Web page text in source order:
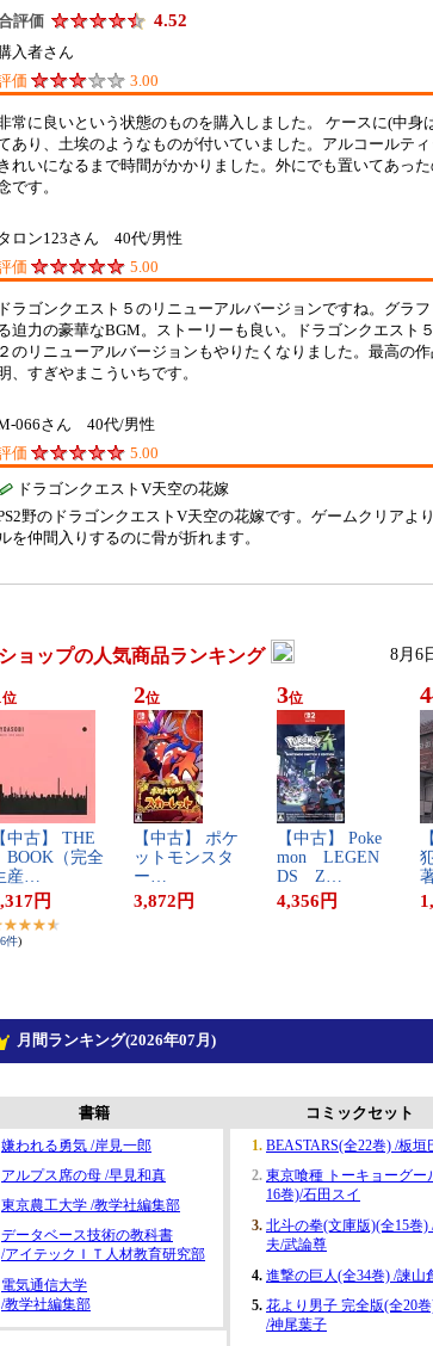
評価
4.52
入者さん
価
3.00
常に良いという状態のものを購入しました。 ケースに(中
あり、土埃のようなものが付いていました。アルコールテ
れいになるまで時間がかかりました。外にでも置いてあっ
です。
ロン123さん 40代/男性
価
5.00
ラゴンクエスト５のリニューアルバージョンですね。グラ
迫力の豪華なBGM。ストーリーも良い。ドラゴンクエスト
のリニューアルバージョンもやりたくなりました。最高の
、すぎやまこういちです。
066さん 40代/男性
価
5.00
ドラゴンクエストV天空の花嫁
野のドラゴンクエストV天空の花嫁です。ゲームクリアよ
を仲間入りするのに骨が折れます。
ョップの人気商品ランキング 8月6
位
中​古​】​ ​T​H​E​
（​完​全​
産​…
円
件)
2位
【​中​古​】​ ​ポ​ケ​
ッ​ト​モ​ン​ス​タ​
ー​…
3,872 円
3位
【​中​古​】​ ​P​o​k​e​
m​o​n​ ​L​E​G​E​N​
D​S​ ​Z​…
4,356 円
4
月間ランキング(2026年07月)
書籍
嫌われる勇気 /岸見一郎
アルプス席の母 /早見和真
東京農工大学 /教学社編集部
データベース技術の教科書
/アイテックＩＴ人材教育研究部
電気通信大学
/教学社編集部
コミックセット
BEASTARS(全22巻) /板垣
東京喰種 トーキョーグー
16巻)/石田スイ
北斗の拳(文庫版)(全15巻)
夫/武論尊
進撃の巨人(全34巻) /諫山
花より男子 完全版(全20
/神尾葉子